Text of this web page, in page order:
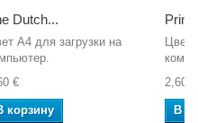
Dutch...
A4 для загрузки на
€
корзину
Цвет
2,60 €
В